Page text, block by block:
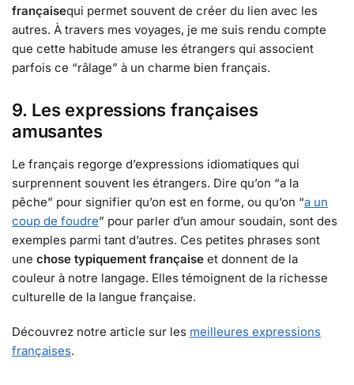
françaisequi permet souvent de créer du lien avec les
autres. À travers mes voyages, je me suis rendu compte
que cette habitude amuse les étrangers qui associent
parfois ce “râlage” à un charme bien français.
9. Les expressions françaises
amusantes
Le français regorge d’expressions idiomatiques qui
surprennent souvent les étrangers. Dire qu’on “a la
pêche” pour signifier qu’on est en forme, ou qu’on “a un
coup de foudre” pour parler d’un amour soudain, sont des
exemples parmi tant d’autres. Ces petites phrases sont
une chose typiquement française et donnent de la
couleur à notre langage. Elles témoignent de la richesse
culturelle de la langue française.
Découvrez notre article sur les meilleures expressions
françaises.